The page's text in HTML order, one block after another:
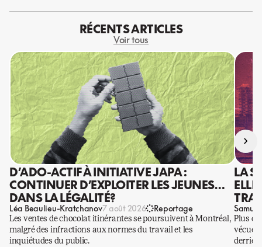
RÉCENTS ARTICLES
Voir tous
D’ADO-ACTIF À INITIATIVE JAPA :
CONTINUER D’EXPLOITER LES JEUNES…
DANS LA LÉGALITÉ?
Léa Beaulieu-Kratchanov7 août 2026 Reportage
Les ventes de chocolat itinérantes se poursuivent à Montréal,
malgré des infractions aux normes du travail et les
inquiétudes du public.
LA
Plus
vécues
›